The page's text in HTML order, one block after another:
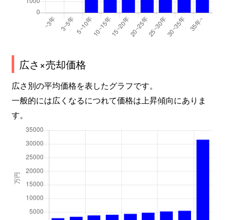
広さ×売却価格
広さ別の平均価格を表したグラフです。
一般的には広くなるにつれて価格は上昇傾向にありま
す。